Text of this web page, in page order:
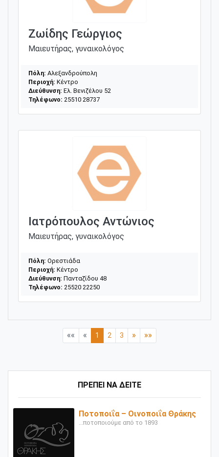
ΠΡΕΠΕΙ ΝΑ ΔΕΙΤΕ
Ποτοποιΐα – Οινοποιΐα Θράκης
...ποτοποιούμε από το 1893
Ζωίδης Γεώργιος
Μαιευτήρας, γυναικολόγος
Πόλη: Αλεξανδρούπολη
Περιοχή: Κέντρο
Διεύθυνση: Ελ. Βενιζέλου 52
Τηλέφωνο: 25510 28737
Ιατρόπουλος Αντώνιος
Μαιευτήρας, γυναικολόγος
Πόλη: Ορεστιάδα
Περιοχή: Κέντρο
Διεύθυνση: Πανταζίδου 48
Τηλέφωνο: 25520 22250
«« « 1 2 3 » »»